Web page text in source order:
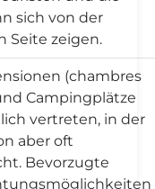
sich von der
Seite zeigen.
(chambres
Campingplätze
vertreten, in der
aber oft
Bevorzugte